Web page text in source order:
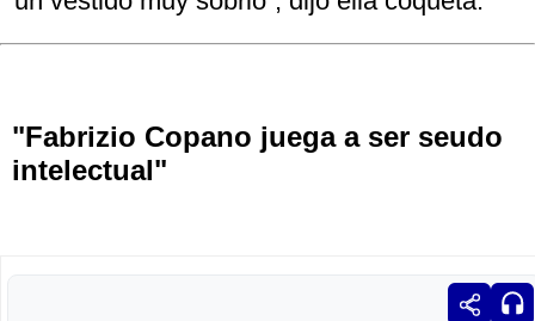
"Fabrizio Copano juega a ser seudo
intelectual"